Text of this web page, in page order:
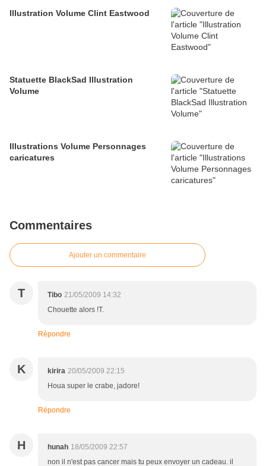
Illustration Volume Clint Eastwood
Statuette BlackSad Illustration
Volume
Illustrations Volume Personnages
caricatures
Commentaires
Ajouter un commentaire
T Tibo 21/05/2009 14:32
Chouette alors !T.
Répondre
K kirira 20/05/2009 22:15
Houa super le crabe, jadore!
Répondre
H hunah 18/05/2009 22:57
non il n'est pas cancer mais tu peux envoyer un cadeau. il